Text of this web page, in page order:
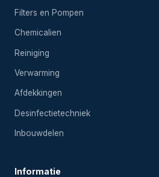
Filters en Pompen
Chemicalien
Reiniging
Verwarming
Afdekkingen
Desinfectietechniek
Inbouwdelen
Informatie